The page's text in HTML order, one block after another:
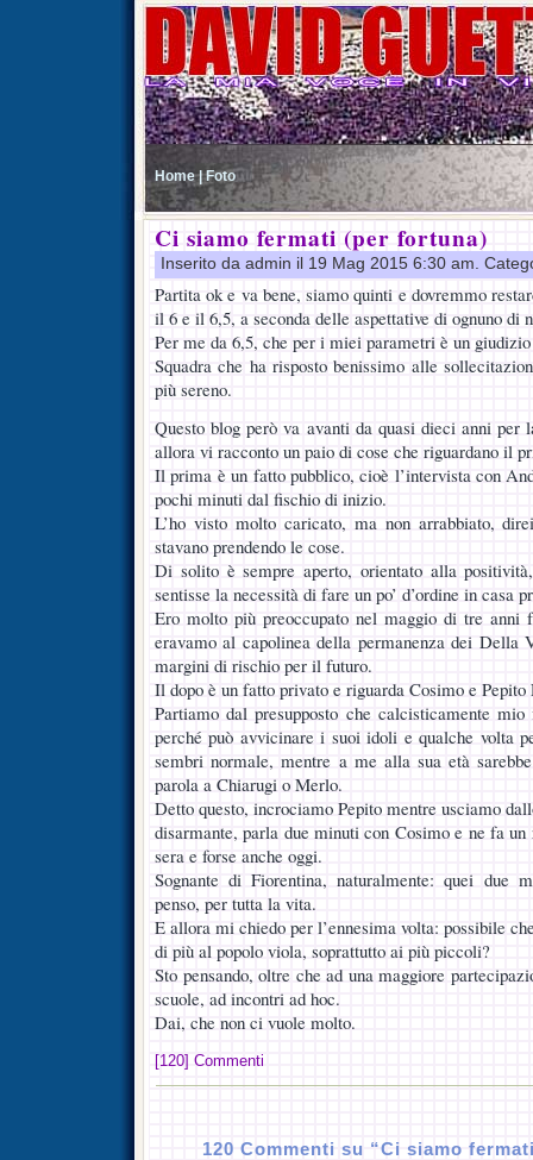
Home | Foto
Ci siamo fermati (per fortuna)
Inserito da admin il 19 Mag 2015 6:30 am.
Partita ok e va bene, siamo quinti e dovremmo
il 6 e il 6,5, a seconda delle aspettative di ognuno di
Per me da 6,5, che per i miei parametri è un
Squadra che ha risposto benissimo alle
più sereno.
Questo blog però va avanti da quasi dieci anni per
allora vi racconto un paio di cose che riguardano il
Il prima è un fatto pubblico, cioè l’intervista con
pochi minuti dal fischio di inizio.
L’ho visto molto caricato, ma non arrabbiato,
stavano prendendo le cose.
Di solito è sempre aperto, orientato alla
sentisse la necessità di fare un po’ d’ordine in casa
Ero molto più preoccupato nel maggio di tre anni
eravamo al capolinea della permanenza dei Della
margini di rischio per il futuro.
Il dopo è un fatto privato e riguarda Cosimo e Pepito
Partiamo dal presupposto che calcisticamente
perché può avvicinare i suoi idoli e qualche volta
sembri normale, mentre a me alla sua età
parola a Chiarugi o Merlo.
Detto questo, incrociamo Pepito mentre usciamo
disarmante, parla due minuti con Cosimo e ne fa un
sera e forse anche oggi.
Sognante di Fiorentina, naturalmente: quei due
penso, per tutta la vita.
E allora mi chiedo per l’ennesima volta: possibile
di più al popolo viola, soprattutto ai più piccoli?
Sto pensando, oltre che ad una maggiore
scuole, ad incontri ad hoc.
Dai, che non ci vuole molto.
[120] Commenti
120 Commenti su “Ci siamo